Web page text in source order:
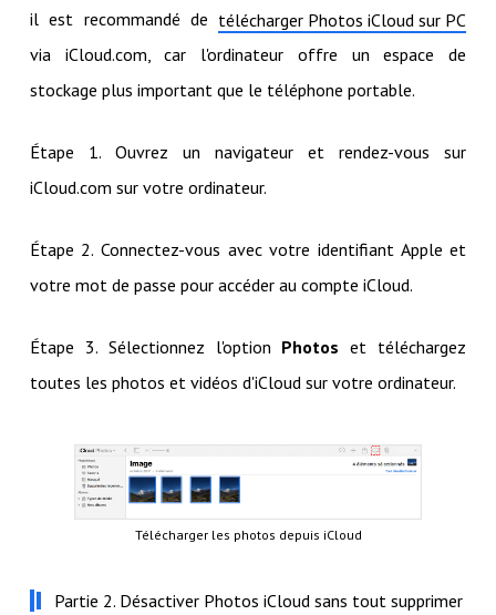
il est recommandé de télécharger Photos iCloud sur PC
via iCloud.com, car l'ordinateur offre un espace de
stockage plus important que le téléphone portable.
Étape 1. Ouvrez un navigateur et rendez-vous sur
iCloud.com sur votre ordinateur.
Étape 2. Connectez-vous avec votre identifiant Apple et
votre mot de passe pour accéder au compte iCloud.
Étape 3. Sélectionnez l'option Photos et téléchargez
toutes les photos et vidéos d'iCloud sur votre ordinateur.
Télécharger les photos depuis iCloud
Partie 2. Désactiver Photos iCloud sans tout supprimer